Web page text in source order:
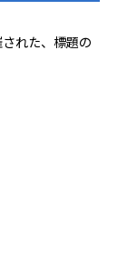
れた、標題の